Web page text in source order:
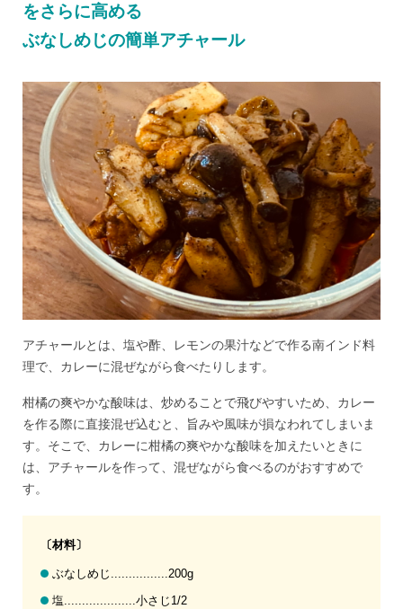
をさらに高める
ぶなしめじの簡単アチャール
アチャールとは、塩や酢、レモンの果汁などで作る南インド料
理で、カレーに混ぜながら食べたりします。
柑橘の爽やかな酸味は、炒めることで飛びやすいため、カレー
を作る際に直接混ぜ込むと、旨みや風味が損なわれてしまいま
す。そこで、カレーに柑橘の爽やかな酸味を加えたいときに
は、アチャールを作って、混ぜながら食べるのがおすすめで
す。
〔材料〕
ぶなしめじ................200g
塩....................小さじ1/2